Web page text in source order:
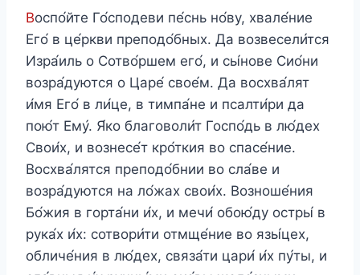
Воспо́йте Го́сподеви пе́снь но́ву, хвале́ние
Его́ в це́ркви преподо́бных. Да возвесели́тся
Изра́иль о Сотво́ршем его́, и сы́нове Сио́ни
возра́дуются о Царе́ свое́м. Да восхва́лят
и́мя Его́ в ли́це, в тимпа́не и псалти́ри да
пою́т Ему́. Я́ко благоволи́т Госпо́дь в лю́дех
Свои́х, и вознесе́т кро́ткия во спасе́ние.
Восхва́лятся преподо́бнии во сла́ве и
возра́дуются на ло́жах свои́х. Возноше́ния
Бо́жия в горта́ни и́х, и мечи́ обою́ду остры́ в
рука́х и́х: сотвори́ти отмще́ние во язы́цех,
обличе́ния в лю́дех, связа́ти цари́ и́х пу́ты, и